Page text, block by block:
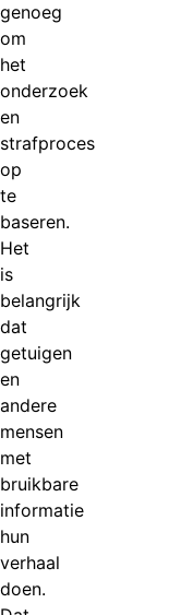
genoeg
om
het
onderzoek
en
strafproces
op
te
baseren.
Het
is
belangrijk
dat
getuigen
en
andere
mensen
met
bruikbare
informatie
hun
verhaal
doen.